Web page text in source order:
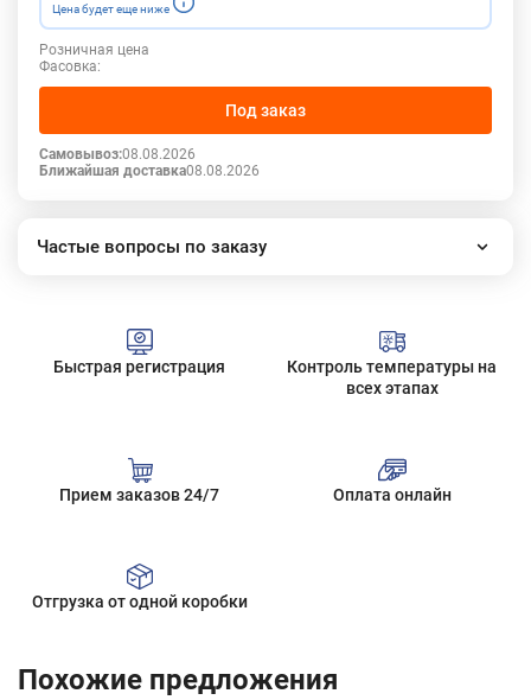
Цена будет еще ниже
Розничная цена
Фасовка:
Под заказ
Самовывоз:08.08.2026
Ближайшая доставка08.08.2026
Частые вопросы по заказу
Сколько стоит доставка?
Все вопросы
Быстрая регистрация
Контроль температуры на
всех этапах
Прием заказов 24/7 Оплата онлайн
Отгрузка от одной коробки
Похожие предложения